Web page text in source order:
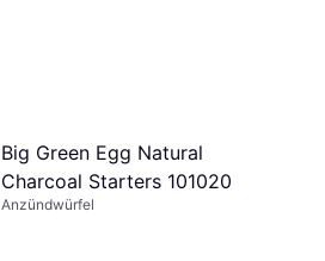
Big Green Egg Natural
Charcoal Starters 101020
Anzündwürfel